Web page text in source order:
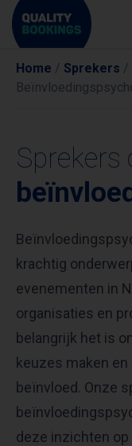
Home / Sprekers /
Sprekers
krachtig
evenementen in
organisaties en
belangrijk het is
keuzes maken
beïnvloed. Onze
deze inzichten